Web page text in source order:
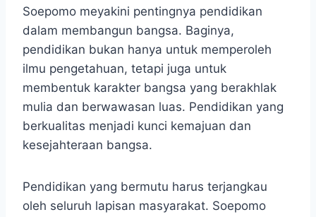
Soepomo meyakini pentingnya pendidikan
dalam membangun bangsa. Baginya,
pendidikan bukan hanya untuk memperoleh
ilmu pengetahuan, tetapi juga untuk
membentuk karakter bangsa yang berakhlak
mulia dan berwawasan luas. Pendidikan yang
berkualitas menjadi kunci kemajuan dan
kesejahteraan bangsa.
Pendidikan yang bermutu harus terjangkau
oleh seluruh lapisan masyarakat. Soepomo